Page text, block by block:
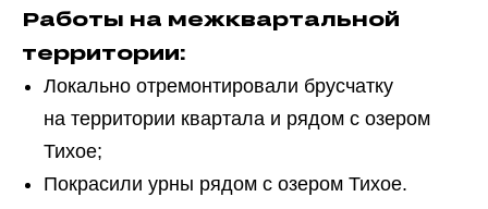
Работы на межквартальной
территории:
Локально отремонтировали брусчатку
на территории квартала и рядом с озером
Тихое;
Покрасили урны рядом с озером Тихое.